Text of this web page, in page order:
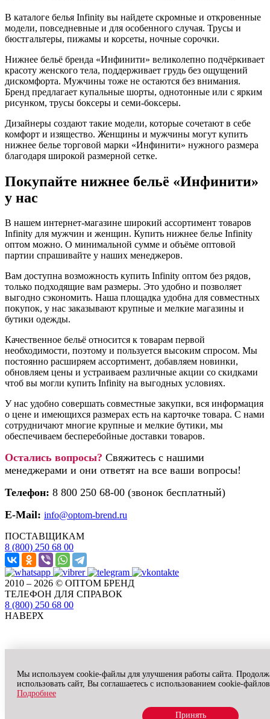
В каталоге белья Infinity вы найдете скромные и откровенные
модели, повседневные и для особенного случая. Трусы и
бюстгальтеры, пижамы и корсеты, ночные сорочки.
Нижнее бельё бренда «Инфинити» великолепно подчёркивает
красоту женского тела, поддерживает грудь без ощущений
дискомфорта. Мужчины тоже не остаются без внимания.
Бренд предлагает купальные шорты, однотонные или с ярким
рисунком, трусы боксеры и семи-боксеры.
Дизайнеры создают такие модели, которые сочетают в себе
комфорт и изящество. Женщины и мужчины могут купить
нижнее белье торговой марки «Инфинити» нужного размера
благодаря широкой размерной сетке.
Покупайте нижнее бельё «Инфинити»
у нас
В нашем интернет-магазине широкий ассортимент товаров
Infinity для мужчин и женщин. Купить нижнее белье Infinity
оптом можно. О минимальной сумме и объёме оптовой
партии спрашивайте у наших менеджеров.
Вам доступна возможность купить Infinity оптом без рядов,
только подходящие вам размеры. Это удобно и позволяет
выгодно сэкономить. Наша площадка удобна для совместных
покупок, у нас заказывают крупные и мелкие магазины и
бутики одежды.
Качественное бельё относится к товарам первой
необходимости, поэтому и пользуется высоким спросом. Мы
постоянно расширяем ассортимент, добавляем новинки,
обновляем цены и устраиваем различные акции со скидками
чтоб вы могли купить Infinity на выгодных условиях.
У нас удобно совершать совместные закупки, вся информация
о цене и имеющихся размерах есть на карточке товара. С нами
сотрудничают многие крупные и мелкие бутики, мы
обеспечиваем бесперебойные доставки товаров.
Остались вопросы? Свяжитесь с нашими
менеджерами и они ответят на все ваши вопросы!
Телефон: 8 800 250 68-00 (звонок бесплатный)
E-Mail: info@optom-brend.ru
ПОСТАВЩИКАМ
8 (800) 250 68 00
2010 – 2026 © ОПТОМ БРЕНД
ТЕЛЕФОН ДЛЯ СПРАВОК
8 (800) 250 68 00
НАВЕРХ
Мы используем cookie-файлы для улучшения работы сайта.
использовать сайт, Вы соглашаетесь с использованием cookie-
Подробнее
Принять